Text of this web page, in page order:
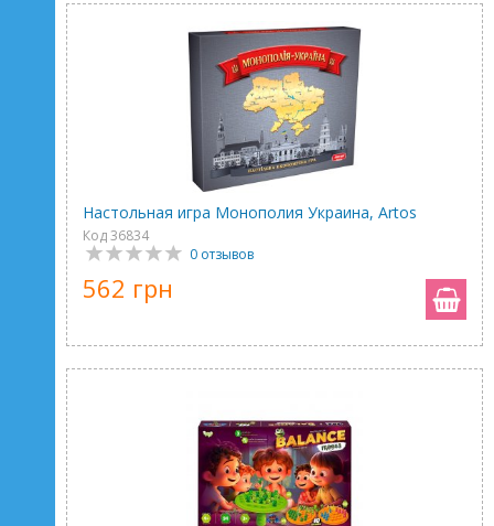
Настольная игра Монополия Украина, Artos
Код 36834
0 отзывов
562 грн